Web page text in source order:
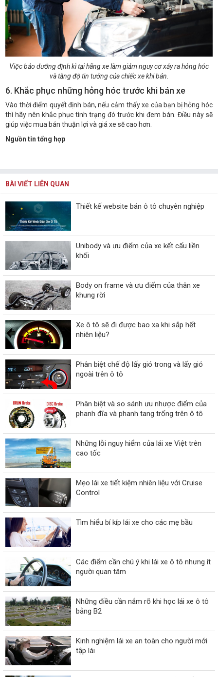
Việc bảo dưỡng định kì tại hãng xe làm giảm nguy cơ xảy ra hỏng hóc
và tăng độ tin tưởng của chiếc xe khi bán.
6. Khắc phục những hỏng hóc trước khi bán xe
Vào thời điểm quyết định bán, nếu cảm thấy xe của bạn bị hỏng hóc
thì hãy nên khắc phục tình trạng đó trước khi đem bán. Điều này sẽ
giúp việc mua bán thuận lợi và giá xe sẽ cao hơn.
Nguồn tin tổng hợp
BÀI VIẾT LIÊN QUAN
Thiết kế website bán ô tô chuyên nghiệp
Unibody và ưu điểm của xe kết cấu liền
khối
Body on frame và ưu điểm của thân xe
khung rời
Xe ô tô sẽ đi được bao xa khi sắp hết
nhiên liệu?
Phân biệt chế độ lấy gió trong và lấy gió
ngoài trên ô tô
Phân biệt và so sánh ưu nhược điểm của
phanh đĩa và phanh tang trống trên ô tô
Những lỗi nguy hiểm của lái xe Việt trên
cao tốc
Mẹo lái xe tiết kiệm nhiên liệu với Cruise
Control
Tìm hiểu bí kíp lái xe cho các mẹ bầu
Các điểm cần chú ý khi lái xe ô tô nhưng ít
người quan tâm
Những điều cần nắm rõ khi học lái xe ô tô
bằng B2
Kinh nghiệm lái xe an toàn cho người mới
tập lái